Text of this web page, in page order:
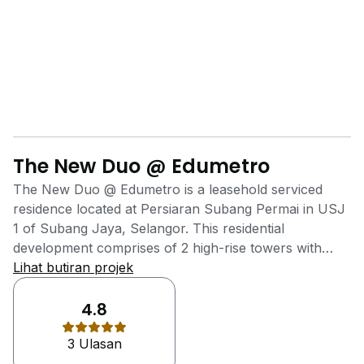
The New Duo @ Edumetro
The New Duo @ Edumetro is a leasehold serviced
residence located at Persiaran Subang Permai in USJ
1 of Subang Jaya, Selangor. This residential
development comprises of 2 high-rise towers with
Tower A contains 174 units while Tower B 242 units.
The units' sizes ranging from 668 sq.ft. to 993 sq.ft.
This development has retail mall under its residential
towers, providing convenient to its residents. Aside
from that, The New Duo @ Edumetro is equip with
Lihat butiran projek
4.8
3 Ulasan